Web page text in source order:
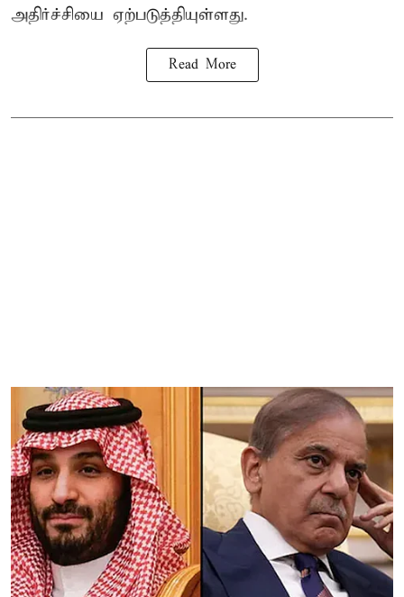
அதிர்ச்சியை ஏற்படுத்தியுள்ளது.
Read More